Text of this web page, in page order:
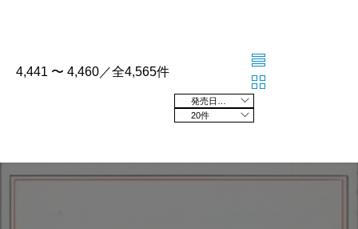
4,441 〜 4,460／全4,565件
20件